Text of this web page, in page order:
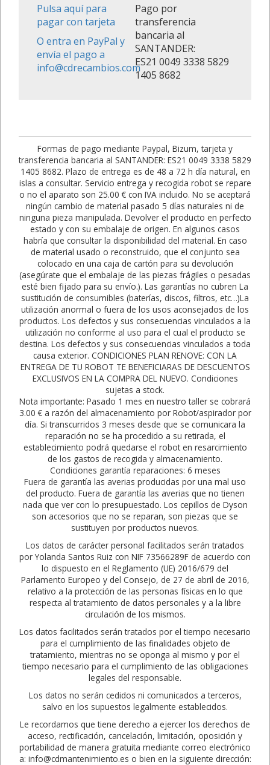
Pulsa aquí para
pagar con tarjeta
O entra en PayPal y
envía el pago a
info@cdrecambios.com
Pago por
transferencia
bancaria al
SANTANDER:
ES21 0049 3338 5829
1405 8682
Formas de pago mediante Paypal, Bizum, tarjeta y
transferencia bancaria al SANTANDER: ES21 0049 3338 5829
1405 8682. Plazo de entrega es de 48 a 72 h día natural, en
islas a consultar. Servicio entrega y recogida robot se repare
o no el aparato son 25.00 € con IVA incluido. No se aceptará
ningún cambio de material pasado 5 días naturales ni de
ninguna pieza manipulada. Devolver el producto en perfecto
estado y con su embalaje de origen. En algunos casos
habría que consultar la disponibilidad del material. En caso
de material usado o reconstruido, que el conjunto sea
colocado en una caja de cartón para su devolución
(asegúrate que el embalaje de las piezas frágiles o pesadas
esté bien fijado para su envío.). Las garantías no cubren La
sustitución de consumibles (baterías, discos, filtros, etc…)La
utilización anormal o fuera de los usos aconsejados de los
productos. Los defectos y sus consecuencias vinculados a la
utilización no conforme al uso para el cual el producto se
destina. Los defectos y sus consecuencias vinculados a toda
causa exterior. CONDICIONES PLAN RENOVE: CON LA
ENTREGA DE TU ROBOT TE BENEFICIARAS DE DESCUENTOS
EXCLUSIVOS EN LA COMPRA DEL NUEVO. Condiciones
sujetas a stock.
Nota importante: Pasado 1 mes en nuestro taller se cobrará
3.00 € a razón del almacenamiento por Robot/aspirador por
día. Si transcurridos 3 meses desde que se comunicara la
reparación no se ha procedido a su retirada, el
establecimiento podrá quedarse el robot en resarcimiento
de los gastos de recogida y almacenamiento.
Condiciones garantía reparaciones: 6 meses
Fuera de garantía las averias producidas por una mal uso
del producto. Fuera de garantía las averias que no tienen
nada que ver con lo presupuestado. Los cepillos de Dyson
son accesorios que no se reparan, son piezas que se
sustituyen por productos nuevos.
Los datos de carácter personal facilitados serán tratados
por Yolanda Santos Ruiz con NIF 73566289F de acuerdo con
lo dispuesto en el Reglamento (UE) 2016/679 del
Parlamento Europeo y del Consejo, de 27 de abril de 2016,
relativo a la protección de las personas físicas en lo que
respecta al tratamiento de datos personales y a la libre
circulación de los mismos.
Los datos facilitados serán tratados por el tiempo necesario
para el cumplimiento de las finalidades objeto de
tratamiento, mientras no se oponga al mismo y por el
tiempo necesario para el cumplimiento de las obligaciones
legales del responsable.
Los datos no serán cedidos ni comunicados a terceros,
salvo en los supuestos legalmente establecidos.
Le recordamos que tiene derecho a ejercer los derechos de
acceso, rectificación, cancelación, limitación, oposición y
portabilidad de manera gratuita mediante correo electrónico
a: info@cdmantenimiento.es o bien en la siguiente dirección: